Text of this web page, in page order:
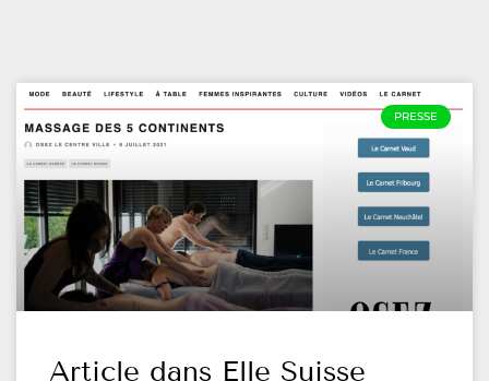
PRESSE
Article dans Elle Suisse